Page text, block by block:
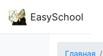
EasySchool
Главная